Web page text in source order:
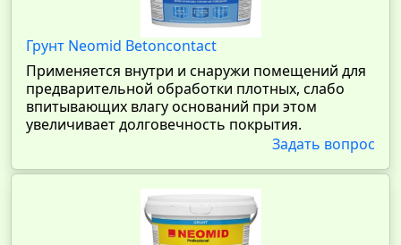
Грунт Neomid Betoncontact
Применяется внутри и снаружи помещений для
предварительной обработки плотных, слабо
впитывающих влагу оснований при этом
увеличивает долговечность покрытия.
Задать вопрос